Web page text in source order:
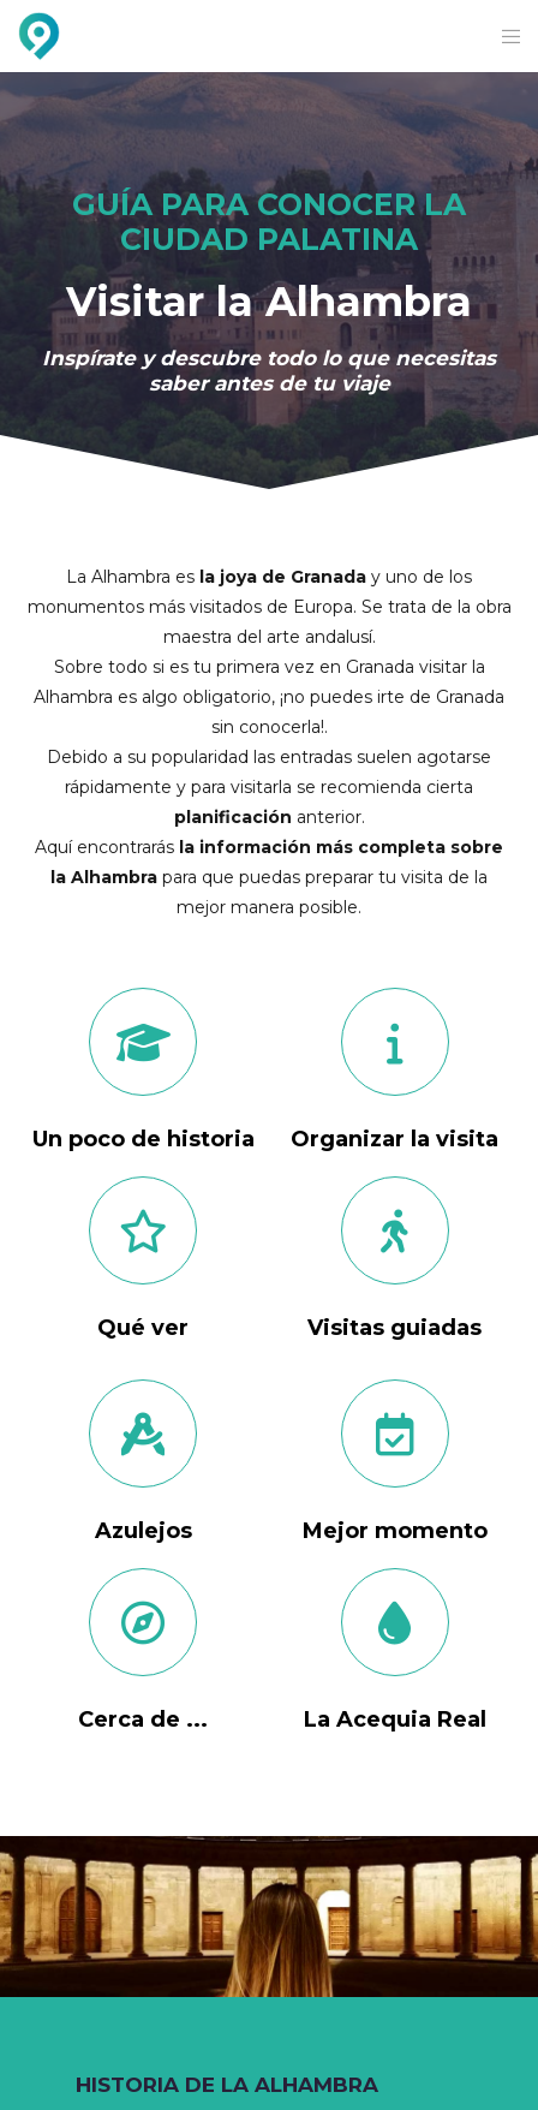
GUÍA PARA CONOCER LA
CIUDAD PALATINA
Visitar la Alhambra
Inspírate y descubre todo lo que necesitas
saber antes de tu viaje
La Alhambra es la joya de Granada y uno de los
monumentos más visitados de Europa. Se trata de la obra
maestra del arte andalusí.
Sobre todo si es tu primera vez en Granada visitar la
Alhambra es algo obligatorio, ¡no puedes irte de Granada
sin conocerla!.
Debido a su popularidad las entradas suelen agotarse
rápidamente y para visitarla se recomienda cierta
planificación anterior.
Aquí encontrarás la información más completa sobre
la Alhambra para que puedas preparar tu visita de la
mejor manera posible.
Un poco de historia
Qué ver
Organizar la visita
Visitas guiadas
Azulejos
Cerca de ...
Mejor momento
La Acequia Real
HISTORIA DE LA ALHAMBRA